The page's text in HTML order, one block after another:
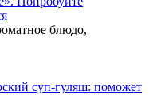
блюдо,
суп-гуляш: поможет